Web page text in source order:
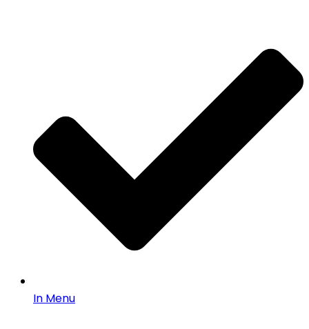
In Menu